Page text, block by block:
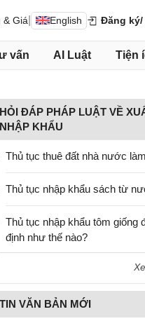
& Giá English Đăng ký/
vấn AI Luật Tiện
HỎI ĐÁP PHÁP LUẬT VỀ
NHẬP KHẨU
Thủ tục thuê đất nhà nước
Thủ tục nhập khẩu sách từ
Thủ tục nhập khẩu tôm giống
định như thế nào?
TIN VĂN BẢN MỚI